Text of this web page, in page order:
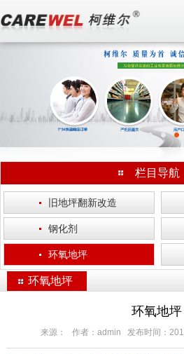
欢迎访问 无锡柯维尔涂装工程有限公司 官方网站
栏目导航
·旧地坪翻新改造
·
钢化剂
·
环氧地坪
环氧地坪
环氧地坪
来源： 作者：admin 发布时间：